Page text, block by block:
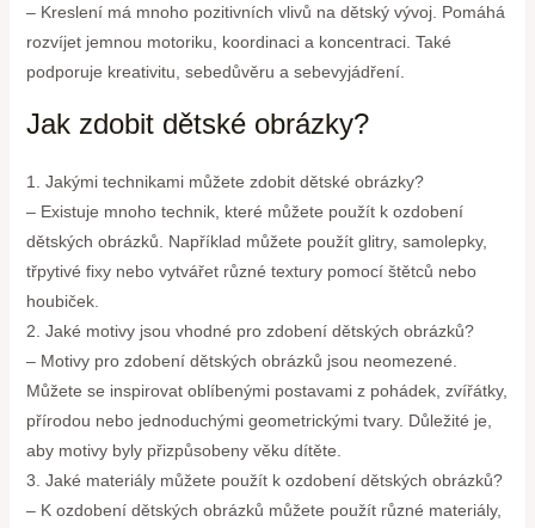
– Kreslení má mnoho pozitivních vlivů na dětský vývoj. Pomáhá
rozvíjet jemnou motoriku, koordinaci a koncentraci. Také
podporuje kreativitu, sebedůvěru a sebevyjádření.
Jak zdobit dětské obrázky?
1. Jakými technikami můžete zdobit dětské obrázky?
– Existuje mnoho technik, které můžete použít k ozdobení
dětských obrázků. Například můžete použít glitry, samolepky,
třpytivé fixy nebo vytvářet různé textury pomocí štětců nebo
houbiček.
2. Jaké motivy jsou vhodné pro zdobení dětských obrázků?
– Motivy pro zdobení dětských obrázků jsou neomezené.
Můžete se inspirovat oblíbenými postavami z pohádek, zvířátky,
přírodou nebo jednoduchými geometrickými tvary. Důležité je,
aby motivy byly přizpůsobeny věku dítěte.
3. Jaké materiály můžete použít k ozdobení dětských obrázků?
– K ozdobení dětských obrázků můžete použít různé materiály,